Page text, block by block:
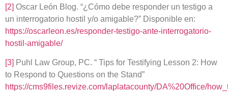
[2] Oscar León Blog. “¿Cómo debe responder un testigo a
un interrogatorio hostil y/o amigable?” Disponible en:
https://oscarleon.es/responder-testigo-ante-interrogatorio-
hostil-amigable/
[3] Puhl Law Group, PC. “ Tips for Testifying Lesson 2: How
to Respond to Questions on the Stand”
https://cms9files.revize.com/laplatacounty/DA%20Office/